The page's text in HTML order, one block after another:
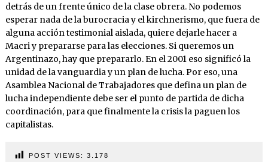
detrás de un frente único de la clase obrera. No podemos
esperar nada de la burocracia y el kirchnerismo, que fuera de
alguna acción testimonial aislada, quiere dejarle hacer a
Macri y prepararse para las elecciones. Si queremos un
Argentinazo, hay que prepararlo. En el 2001 eso significó la
unidad de la vanguardia y un plan de lucha. Por eso, una
Asamblea Nacional de Trabajadores que defina un plan de
lucha independiente debe ser el punto de partida de dicha
coordinación, para que finalmente la crisis la paguen los
capitalistas.
POST VIEWS: 3.178